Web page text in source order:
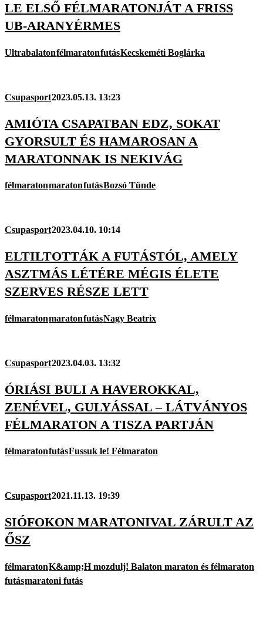
LE ELSŐ FÉLMARATONJÁT A FRISS
UB-ARANYÉRMES
UltrabalatonfélmaratonfutásKecskeméti Boglárka
Csupasport2023.05.13. 13:23
AMIÓTA CSAPATBAN EDZ, SOKAT
GYORSULT ÉS HAMAROSAN A
MARATONNAK IS NEKIVÁG
félmaratonmaratonfutásBozsó Tünde
Csupasport2023.04.10. 10:14
ELTILTOTTÁK A FUTÁSTÓL, AMELY
ASZTMÁS LÉTÉRE MÉGIS ÉLETE
SZERVES RÉSZE LETT
félmaratonmaratonfutásNagy Beatrix
Csupasport2023.04.03. 13:32
ÓRIÁSI BULI A HAVEROKKAL,
ZENÉVEL, GULYÁSSAL – LÁTVÁNYOS
FÉLMARATON A TISZA PARTJÁN
félmaratonfutásFussuk le! Félmaraton
Csupasport2021.11.13. 19:39
SIÓFOKON MARATONIVAL ZÁRULT AZ
ŐSZ
félmaratonK&amp;H mozdulj! Balaton maraton és félmaraton
futásmaratoni futás